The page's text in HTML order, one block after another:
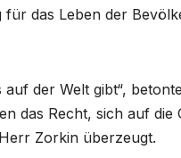
das Leben der
der Welt gibt“,
das Recht, sich auf
Zorkin überzeugt.